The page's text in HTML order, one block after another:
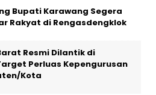
Bupati Karawang Segera
Rakyat di Rengasdengklok
Resmi Dilantik di
Perluas Kepengurusan
Kota